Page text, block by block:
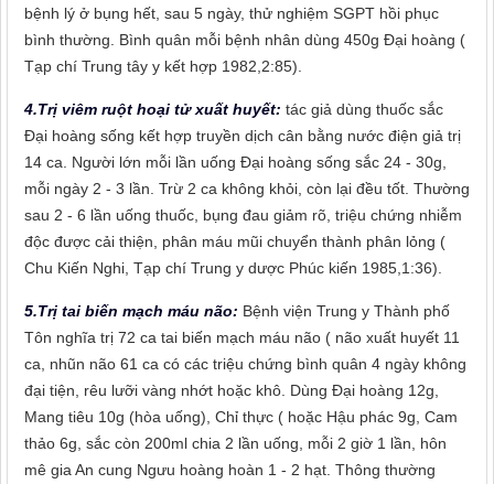
bệnh lý ở bụng hết, sau 5 ngày, thử nghiệm SGPT hồi phục
bình thường. Bình quân mỗi bệnh nhân dùng 450g Đại hoàng (
Tạp chí Trung tây y kết hợp 1982,2:85).
4.Trị viêm ruột hoại tử xuất huyết: tác giả dùng thuốc sắc
Đại hoàng sống kết hợp truyền dịch cân bằng nước điện giả trị
14 ca. Người lớn mỗi lần uống Đại hoàng sống sắc 24 - 30g,
mỗi ngày 2 - 3 lần. Trừ 2 ca không khỏi, còn lại đều tốt. Thường
sau 2 - 6 lần uống thuốc, bụng đau giảm rõ, triệu chứng nhiễm
độc được cải thiện, phân máu mũi chuyển thành phân lỏng (
Chu Kiến Nghi, Tạp chí Trung y dược Phúc kiến 1985,1:36).
5.Trị tai biến mạch máu não: Bệnh viện Trung y Thành phố
Tôn nghĩa trị 72 ca tai biến mạch máu não ( não xuất huyết 11
ca, nhũn não 61 ca có các triệu chứng bình quân 4 ngày không
đại tiện, rêu lưỡi vàng nhớt hoặc khô. Dùng Đại hoàng 12g,
Mang tiêu 10g (hòa uống), Chỉ thực ( hoặc Hậu phác 9g, Cam
thảo 6g, sắc còn 200ml chia 2 lần uống, mỗi 2 giờ 1 lần, hôn
mê gia An cung Ngưu hoàng hoàn 1 - 2 hạt. Thông thường